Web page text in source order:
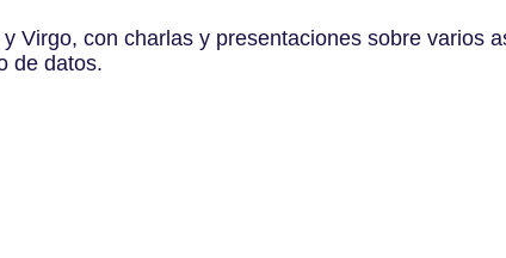
Virgo, con charlas y presentaciones sobre varios
de datos.